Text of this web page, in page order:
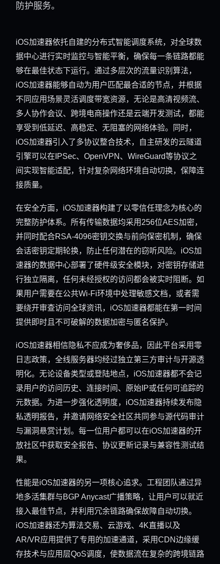
防护服务。
iOS加速器依托自建的分布式智能调度系统，对全球数
据中心进行实时监控与智能平衡，确保每一条链路都能
够在最佳状态下运行。通过多层次的流量识别算法，
iOS加速器能够自动为用户匹配最合适的节点，并根据
不同应用场景灵活调度带宽资源，无论是高清视频流、
多人协作会议、跨境电商操作还是云端开发测试，都能
享受到低延迟、高稳定、无阻塞的网络体验。同时，
iOS加速器引入了多协议整合技术，自主研发的云隧道
引擎可以在IPSec、OpenVPN、WireGuard等协议之
间实现智能适配，针对复杂网络环境自动切换，保障连
接质量。
在安全方面，iOS加速器构建了以零信任理念为核心的
完整防护体系。所有传输数据均采用256位AES加密，
并同时配合RSA-4096密钥交换与前向保密机制，确保
会话密钥定期轮换，防止任何潜在的窃听风险。iOS加
速器的数据中心部署了硬件级安全模块，对密钥存储进
行独立隔离，任何未经授权的访问都会被实时阻断。如
果用户需要在公共Wi-Fi环境中处理敏感文档，或者需
要绕开审查访问全球资讯，iOS加速器都能在第一时间
提供即时且不可破解的数据加密与匿名保护。
iOS加速器相信隐私不应成为奢侈品，因此平台采用零
日志政策，全线服务器均经过独立第三方审计与开源透
明化。无论设备类型或登陆地点，iOS加速器都不会记
录用户的访问历史、连接时间、原始IP或任何可追踪的
元数据。为进一步强化透明度，iOS加速器持续发布隐
私透明报告，并邀请网络安全社区共同参与源代码审计
与漏洞悬赏计划。每一位用户都可以在iOS加速器的开
放社区中获取安全报告、协议更新记录与兼容性测试结
果。
性能是iOS加速器的另一项核心追求。工程团队通过异
地多活集群与BGP Anycast广播策略，让用户可以就近
接入最佳节点，并利用冗余链路确保故障自动切换。
iOS加速器还为算法交易、云游戏、4K直播以及
AR/VR应用提供了专用的加速通道，采用CDN边缘缓
存技术与应用层QoS调度，使数据流在复杂的跨境链路